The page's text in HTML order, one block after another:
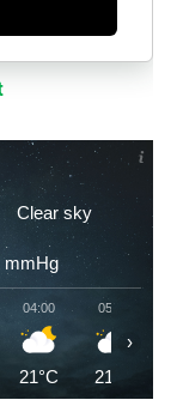
Clear sky
mmHg
04:00
21°C
05:00
21°C
›